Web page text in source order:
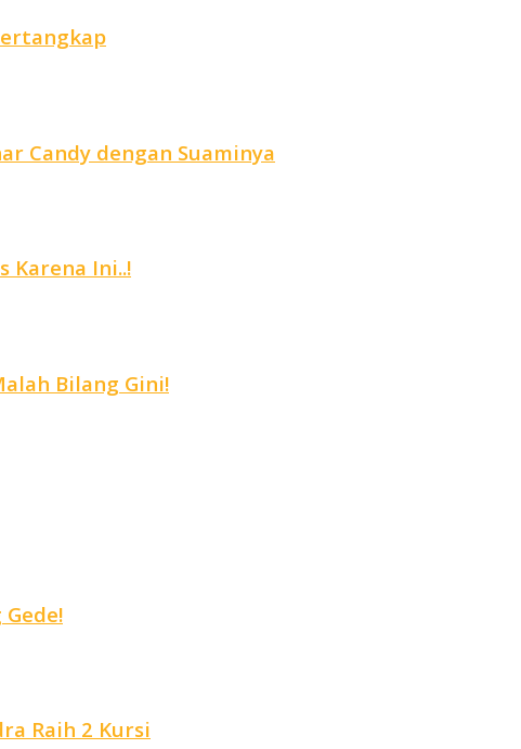
Candy dengan Suaminya
Karena Ini..!
Bilang Gini!
Raih 2 Kursi